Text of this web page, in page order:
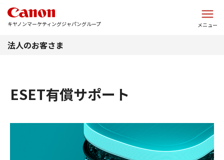
キヤノンマーケティングジャパングループ メニュー
法人のお客さま
ESET有償サポート